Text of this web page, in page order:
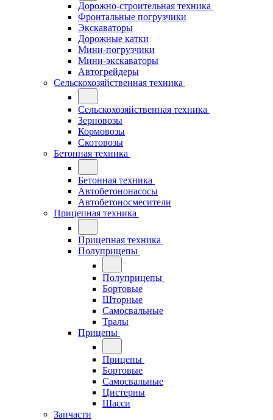
Дорожно-строительная техника
Фронтальные погрузчики
Экскаваторы
Дорожные катки
Мини-погрузчики
Мини-экскаваторы
Автогрейдеры
Сельскохозяйственная техника
Сельскохозяйственная техника
Зерновозы
Кормовозы
Скотовозы
Бетонная техника
Бетонная техника
Автобетононасосы
Автобетоносмесители
Прицепная техника
Прицепная техника
Полуприцепы
Полуприцепы
Бортовые
Шторные
Самосвальные
Тралы
Прицепы
Прицепы
Бортовые
Самосвальные
Цистерны
Шасси
Запчасти